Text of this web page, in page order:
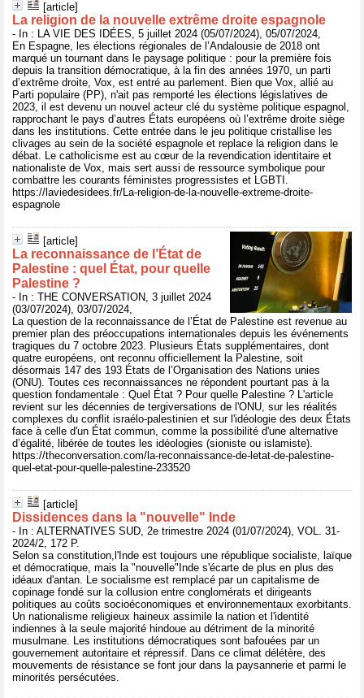
[article]
La religion de la nouvelle extrême droite espagnole
- In : LA VIE DES IDÉES, 5 juillet 2024 (05/07/2024), 05/07/2024,
En Espagne, les élections régionales de l’Andalousie de 2018 ont
marqué un tournant dans le paysage politique : pour la première fois
depuis la transition démocratique, à la fin des années 1970, un parti
d’extrême droite, Vox, est entré au parlement. Bien que Vox, allié au
Parti populaire (PP), n'ait pas remporté les élections législatives de
2023, il est devenu un nouvel acteur clé du système politique espagnol,
rapprochant le pays d’autres États européens où l’extrême droite siège
dans les institutions. Cette entrée dans le jeu politique cristallise les
clivages au sein de la société espagnole et replace la religion dans le
débat. Le catholicisme est au cœur de la revendication identitaire et
nationaliste de Vox, mais sert aussi de ressource symbolique pour
combattre les courants féministes progressistes et LGBTI.
https://laviedesidees.fr/La-religion-de-la-nouvelle-extreme-droite-
espagnole
[article]
La reconnaissance de l’État de
Palestine : quel État, pour quelle
Palestine ?
- In : THE CONVERSATION, 3 juillet 2024
(03/07/2024), 03/07/2024,
La question de la reconnaissance de l’État de Palestine est revenue au
premier plan des préoccupations internationales depuis les événements
tragiques du 7 octobre 2023. Plusieurs États supplémentaires, dont
quatre européens, ont reconnu officiellement la Palestine, soit
désormais 147 des 193 États de l’Organisation des Nations unies
(ONU). Toutes ces reconnaissances ne répondent pourtant pas à la
question fondamentale : Quel État ? Pour quelle Palestine ? L'article
revient sur les décennies de tergiversations de l'ONU, sur les réalités
complexes du conflit israélo-palestinien et sur l'idéologie des deux États
face à celle d'un État commun, comme la possibilité d'une alternative
d’égalité, libérée de toutes les idéologies (sioniste ou islamiste).
https://theconversation.com/la-reconnaissance-de-letat-de-palestine-
quel-etat-pour-quelle-palestine-233520
[article]
Dissidences dans la "nouvelle" Inde
- In : ALTERNATIVES SUD, 2e trimestre 2024 (01/07/2024), VOL. 31-
2024/2, 172 P.
Selon sa constitution,l'Inde est toujours une république socialiste, laïque
et démocratique, mais la "nouvelle"Inde s'écarte de plus en plus des
idéaux d'antan. Le socialisme est remplacé par un capitalisme de
copinage fondé sur la collusion entre conglomérats et dirigeants
politiques au coûts socioéconomiques et environnementaux exorbitants.
Un nationalisme religieux haineux assimile la nation et l'identité
indiennes à la seule majorité hindoue au détriment de la minorité
musulmane. Les institutions démocratiques sont bafouées par un
gouvernement autoritaire et répressif. Dans ce climat délétère, des
mouvements de résistance se font jour dans la paysannerie et parmi le
minorités persécutées.